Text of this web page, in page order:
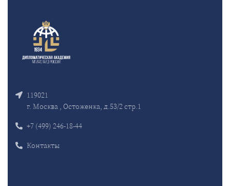
119021
г. Москва , Остоженка, д.53/2 стр.1
+7 (499) 246-18-44
Контакты